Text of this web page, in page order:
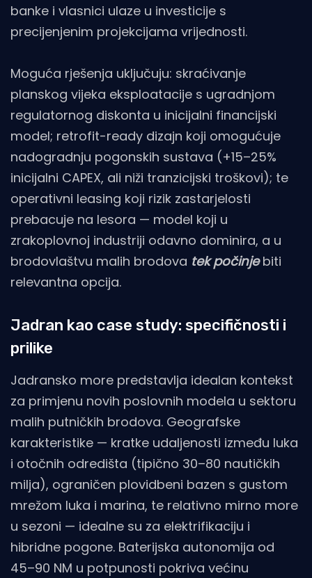
banke i vlasnici ulaze u investicije s
precijenjenim projekcijama vrijednosti.
Moguća rješenja uključuju: skraćivanje
planskog vijeka eksploatacije s ugradnjom
regulatornog diskonta u inicijalni financijski
model; retrofit-ready dizajn koji omogućuje
nadogradnju pogonskih sustava (+15–25%
inicijalni CAPEX, ali niži tranzicijski troškovi); te
operativni leasing koji rizik zastarjelosti
prebacuje na lesora — model koji u
zrakoplovnoj industriji odavno dominira, a u
brodovlaštvu malih brodova tek počinjebiti
relevantna opcija.
Jadran kao case study: specifičnosti i
prilike
Jadransko more predstavlja idealan kontekst
za primjenu novih poslovnih modela u sektoru
malih putničkih brodova. Geografske
karakteristike — kratke udaljenosti između luka
i otočnih odredišta (tipično 30–80 nautičkih
milja), ograničen plovidbeni bazen s gustom
mrežom luka i marina, te relativno mirno more
u sezoni — idealne su za elektrifikaciju i
hibridne pogone. Baterijska autonomija od
45–90 NM u potpunosti pokriva većinu